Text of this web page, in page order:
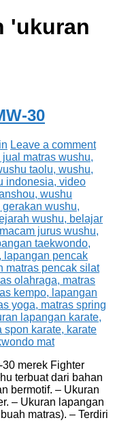
'ukuran
30
Leave a comment
merek Fighter
terbuat dari bahan
bermotif. – Ukuran
– Ukuran lapangan
matras). – Terdiri